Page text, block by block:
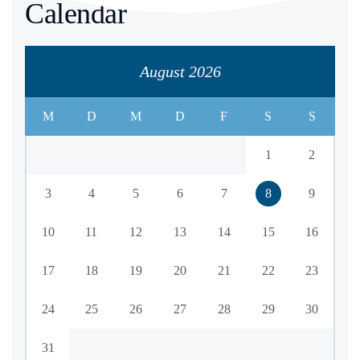
Calendar
August 2026
M D M D F S S
1 2
3 4 5 6 7 8 9
10 11 12 13 14 15 16
17 18 19 20 21 22 23
24 25 26 27 28 29 30
31